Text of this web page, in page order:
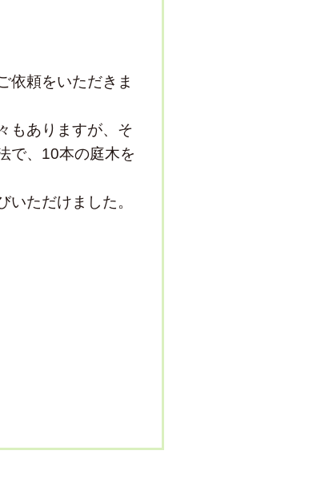
依頼をいただきま
もありますが、そ
で、10本の庭木を
いただけました。